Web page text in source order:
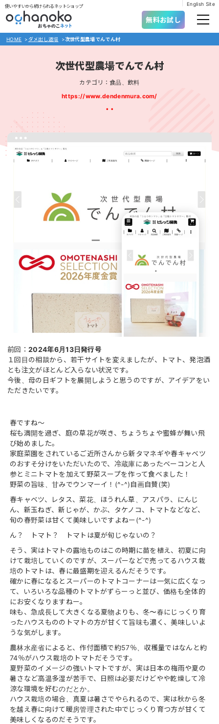
English Site
使いやすいから続けられるネットショップ
無料お試し
HOME > ダメ出し道場 >次世代型農場でんでん村
次世代型農場でんでん村
カテゴリ：食品、飲料
https://www.dendenmura.com/
前回： 2024年6月13日発行号
１回目の相談から、若干サイトを変えましたが、トマト、発泡酒
とも注文がほとんど入らない状況です。
今後、母の日ギフトを展開しようと思うのですが、アイデアをい
ただきたいです。
春ですね〜
桜も満開を過ぎ、庭の草花が咲き、ちょうちょや蜜蜂が舞い飛
び始めました。
家庭菜園をされているご近所さんから新タマネギや春キャベツ
のおすそ分けをいただいたので、冷蔵庫にあったベーコンと人
参とミニトマトを加えて野菜スープを作って食べました！
野菜の旨味、甘みでウンマーイ！(^-^)自画自賛(笑)
春キャベツ、レタス、菜花、ほうれん草、アスパラ、にんじ
ん、新玉ねぎ、新じゃが、かぶ、タケノコ、トマトなどなど、
旬の春野菜は甘くて美味しいですよねー(^-^)
ん？ トマト？ トマトは夏が旬じゃないの？
そう、実はトマトの露地ものはこの時期に苗を植え、初夏に向
けて栽培していくのですが、スーパーなどで売ってるハウス栽
培のトマトは、春に最盛期を迎えるんだそうです。
確かに春になるとスーパーのトマトコーナーは一気に広くなっ
て、いろいろな品種のトマトがずらーっと並び、価格も全体的
にお安くなりますねー。
味も、急成長して大きくなる夏物よりも、冬〜春にじっくり育
ったハウスもののトマトの方が甘くて旨味も濃く、美味しいよ
うな気がします。
農林水産省によると、作付面積で約57％、収穫量ではなんと約
74％がハウス栽培のトマトだそうです。
夏野菜のイメージの強いトマトですが、実は日本の梅雨や夏の
暑さなど高温多湿が苦手で、日照は必要だけどやや乾燥して冷
涼な環境を好むのだとか。
ハウス栽培の場合、真夏は暑さでやられるので、実は秋から冬
を越え春に向けて暖房管理された中でじっくり育つ方が甘くて
美味しくなるのだそうです。